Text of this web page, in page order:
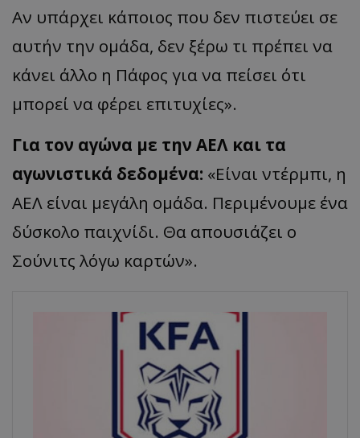
Αν υπάρχει κάποιος που δεν πιστεύει σε
αυτήν την ομάδα, δεν ξέρω τι πρέπει να
κάνει άλλο η Πάφος για να πείσει ότι
μπορεί να φέρει επιτυχίες».
Για τον αγώνα με την ΑΕΛ και τα
αγωνιστικά δεδομένα: «Είναι ντέρμπι, η
ΑΕΛ είναι μεγάλη ομάδα. Περιμένουμε ένα
δύσκολο παιχνίδι. Θα απουσιάζει ο
Σούνιτς λόγω καρτών».